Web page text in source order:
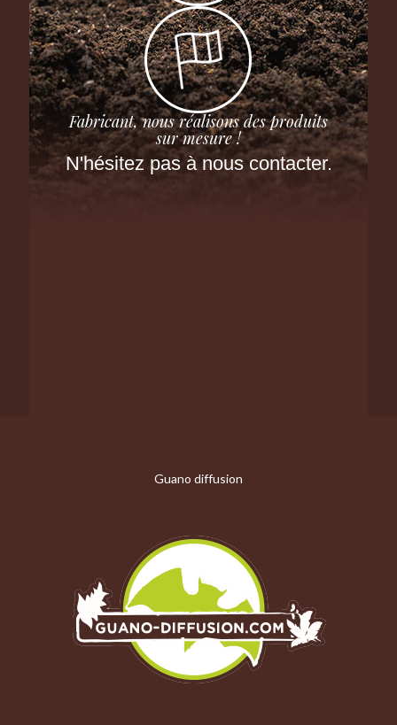
Fabricant, nous réalisons des produits
sur mesure !
N'hésitez pas à nous contacter.
Guano diffusion